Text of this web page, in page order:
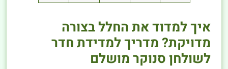
איך למדוד את החלל בצורה
מדויקת? מדריך למדידת חדר
לשולחן סנוקר מושלם